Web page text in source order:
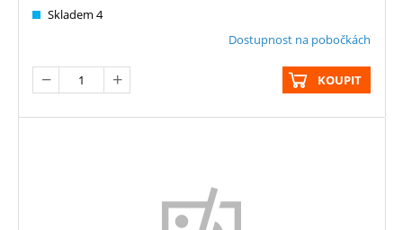
Skladem 4
Dostupnost na pobočkách
KOUPIT